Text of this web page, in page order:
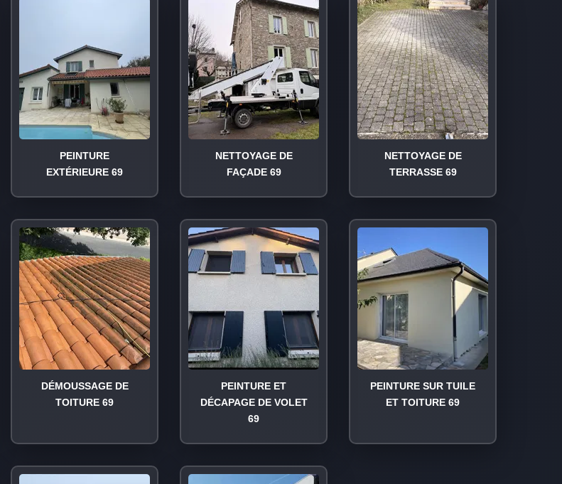
PEINTURE
EXTÉRIEURE 69
NETTOYAGE DE
FAÇADE 69
NETTOYAGE DE
TERRASSE 69
DÉMOUSSAGE DE
TOITURE 69
PEINTURE ET
DÉCAPAGE DE VOLET
69
PEINTURE SUR TUILE
ET TOITURE 69